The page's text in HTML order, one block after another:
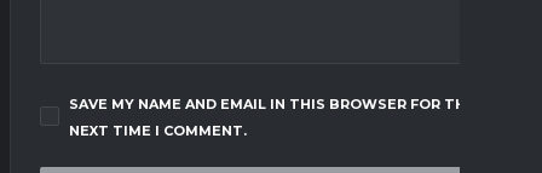
SAVE MY NAME AND EMAIL IN THIS BROWSER FOR THE
NEXT TIME I COMMENT.